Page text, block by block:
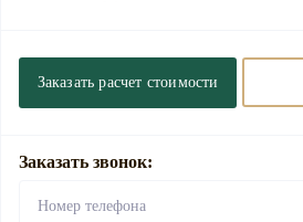
Заказать расчет стоимости
Заказать звонок: